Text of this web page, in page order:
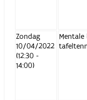
Zondag
10/04/2022
(12:30 -
14:00)